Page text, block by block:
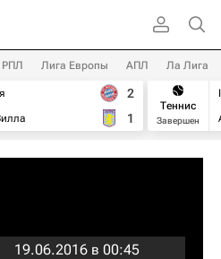
РПЛ Лига Европы АПЛ Ла Лига
2
1
Теннис
Завершен
19.06.2016 в 00:45